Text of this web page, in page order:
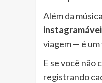
Além da
viagem — é
E se você não
registrando